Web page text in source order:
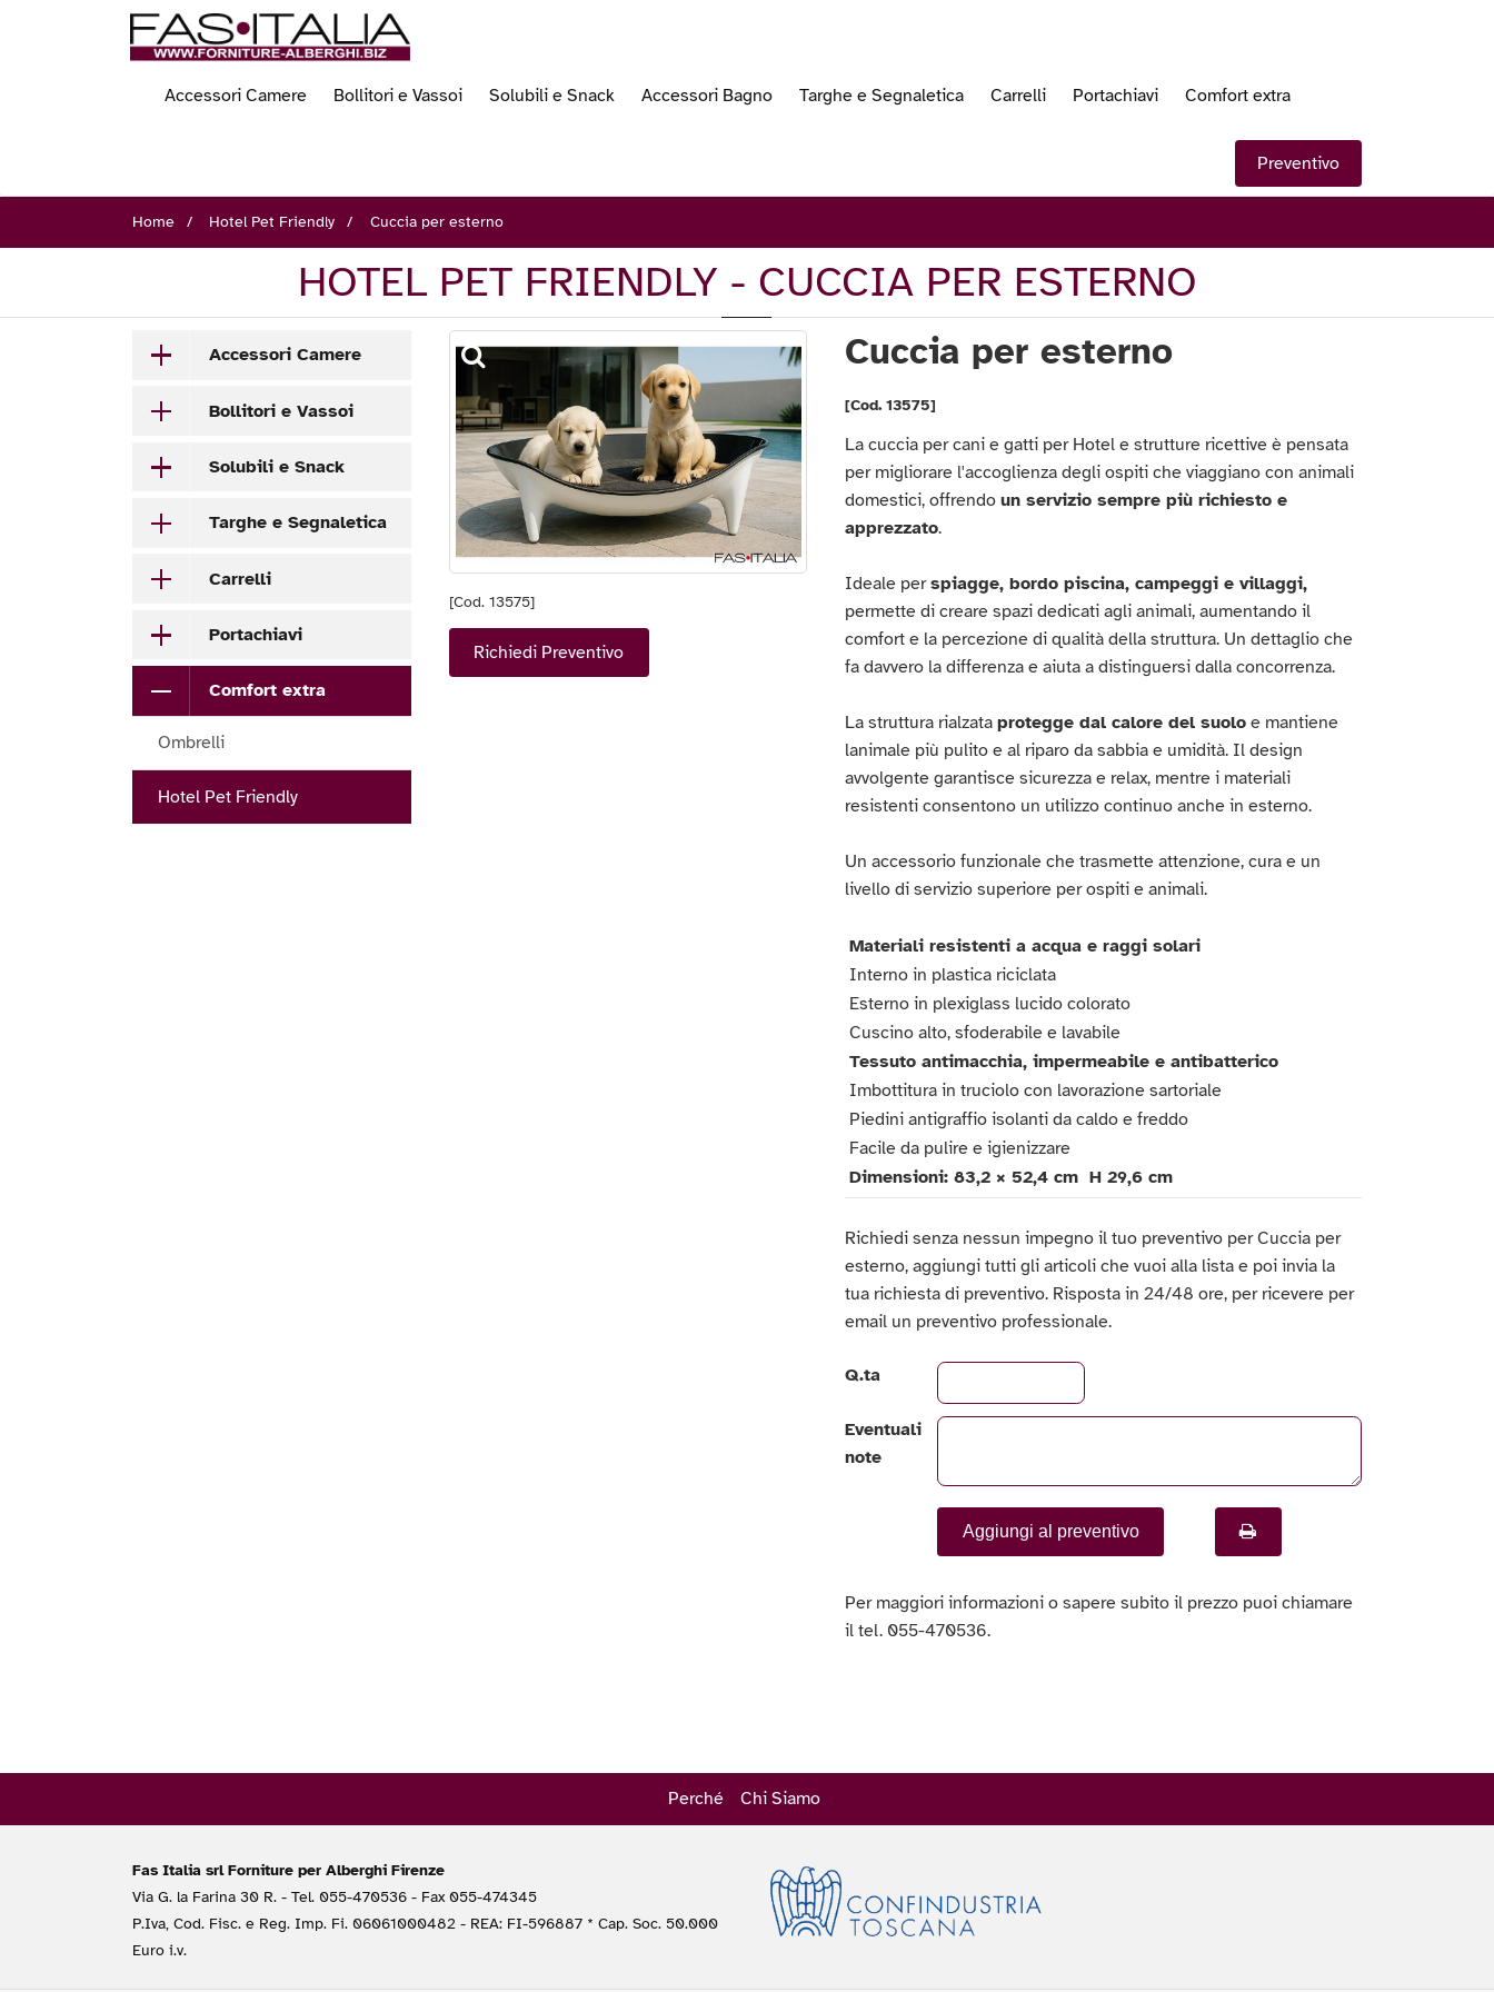
Accessori Camere Bollitori e Vassoi Solubili e Snack Accessori Bagno Targhe e Segnaletica Carrelli Portachiavi Comfort extra
Preventivo
Home Hotel Pet Friendly Cuccia per esterno
HOTEL PET FRIENDLY - CUCCIA PER ESTERNO
Accessori Camere
Bollitori e Vassoi
Solubili e Snack
Targhe e Segnaletica
Carrelli
Portachiavi
Comfort extra
Ombrelli
Hotel Pet Friendly
[Cod. 13575]
Richiedi Preventivo
Cuccia per esterno
[Cod. 13575]
La cuccia per cani e gatti per Hotel e strutture ricettive è pensata
per migliorare l'accoglienza degli ospiti che viaggiano con animali
domestici, offrendoun servizio sempre più richiesto e
apprezzato.
Ideale perspiagge, bordo piscina, campeggi e villaggi,
permette di creare spazi dedicati agli animali, aumentando il
comfort e la percezione di qualità della struttura. Un dettaglio che
fa davvero la differenza e aiuta a distinguersi dalla concorrenza.
La struttura rialzataprotegge dal calore del suolo e mantiene
lanimale più pulito e al riparo da sabbia e umidità. Il design
avvolgente garantisce sicurezza e relax, mentre i materiali
resistenti consentono un utilizzo continuo anche in esterno.
Un accessorio funzionale che trasmette attenzione, cura e un
livello di servizio superiore per ospiti e animali.
Materiali resistenti a acqua e raggi solari
Interno in plastica riciclata
Esterno in plexiglass lucido colorato
Cuscino alto, sfoderabile e lavabile
Tessuto antimacchia, impermeabile e antibatterico
Imbottitura in truciolo con lavorazione sartoriale
Piedini antigraffio isolanti da caldo e freddo
Facile da pulire e igienizzare
Dimensioni: 83,2 × 52,4 cm  H 29,6 cm
Richiedi senza nessun impegno il tuo preventivo per Cuccia per
esterno, aggiungi tutti gli articoli che vuoi alla lista e poi invia la
tua richiesta di preventivo. Risposta in 24/48 ore, per ricevere per
email un preventivo professionale.
Q.ta
Eventuali
note
Aggiungi al preventivo
Per maggiori informazioni o sapere subito il prezzo puoi chiamare
il tel. 055-470536.
Perché Chi Siamo
Fas Italia srl Forniture per Alberghi Firenze
Via G. la Farina 30 R. - Tel. 055-470536 - Fax 055-474345
P.Iva, Cod. Fisc. e Reg. Imp. Fi. 06061000482 - REA: FI-596887 * Cap. Soc. 50.000
Euro i.v.